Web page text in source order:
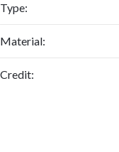
Type:
Material:
Credit: